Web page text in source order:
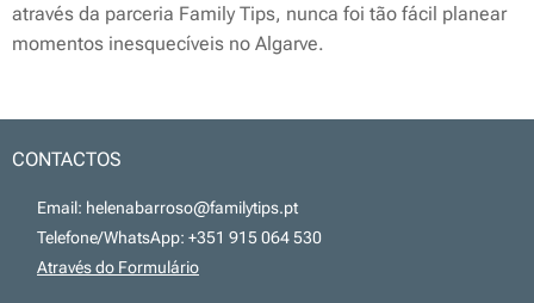
através da parceria Family Tips, nunca foi tão fácil planear
momentos inesquecíveis no Algarve.
CONTACTOS
📧 Email: helenabarroso@familytips.pt
📞 Telefone/WhatsApp: +351 915 064 530
Através do Formulário